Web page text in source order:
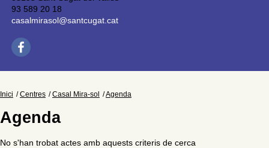
93 589 20 18
casalmirasol@santcugat.cat
Inici Centres Casal Mira-sol Agenda
Agenda
No s'han trobat actes amb aquests criteris de cerca